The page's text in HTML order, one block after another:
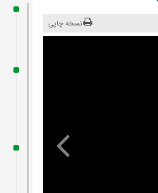
نسخه چاپی